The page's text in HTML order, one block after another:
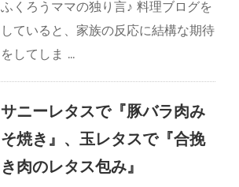
ふくろうママの独り言♪ 料理ブログを
していると、家族の反応に結構な期待
をしてしま ...
サニーレタスで『豚バラ肉み
そ焼き』、玉レタスで『合挽
き肉のレタス包み』